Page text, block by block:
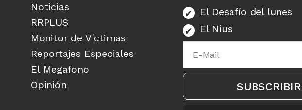
Noticias
RRPLUS
Monitor de Víctimas
Reportajes Especiales
El Megafono
Opinión
El Desafío del lunes
El Nius